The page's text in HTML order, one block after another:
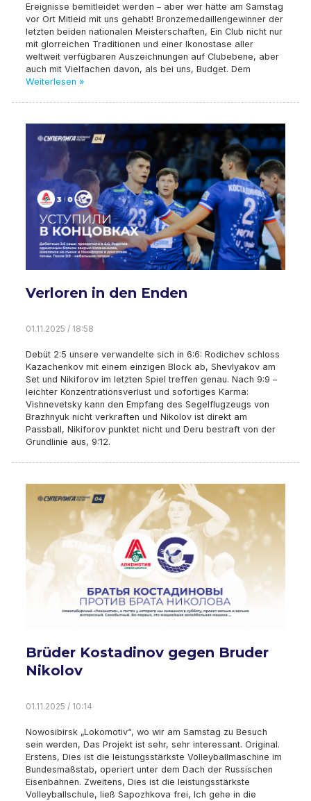
Ereignisse bemitleidet werden – aber wer hätte am Samstag
vor Ort Mitleid mit uns gehabt! Bronzemedaillengewinner der
letzten beiden nationalen Meisterschaften, Ein Club nicht nur
mit glorreichen Traditionen und einer Ikonostase aller
weltweit verfügbaren Auszeichnungen auf Clubebene, aber
auch mit Vielfachen davon, als bei uns, Budget. Dem
Weiterlesen »
Verloren in den Enden
01.11.2025 / 18:58
Debüt 2:5 unsere verwandelte sich in 6:6: Rodichev schloss
Kazachenkov mit einem einzigen Block ab, Shevlyakov am
Set und Nikiforov im letzten Spiel treffen genau. Nach 9:9 –
leichter Konzentrationsverlust und sofortiges Karma:
Vishnevetsky kann den Empfang des Segelflugzeugs von
Brazhnyuk nicht verkraften und Nikolov ist direkt am
Passball, Nikiforov punktet nicht und Deru bestraft von der
Grundlinie aus, 9:12.
Brüder Kostadinov gegen Bruder
Nikolov
01.11.2025 / 10:14
Nowosibirsk „Lokomotiv“, wo wir am Samstag zu Besuch
sein werden, Das Projekt ist sehr, sehr interessant. Original.
Erstens, Dies ist die leistungsstärkste Volleyballmaschine im
Bundesmaßstab, operiert unter dem Dach der Russischen
Eisenbahnen. Zweitens, Dies ist die leistungsstärkste
Volleyballschule, ließ Sapozhkova frei, Ich gehe in die